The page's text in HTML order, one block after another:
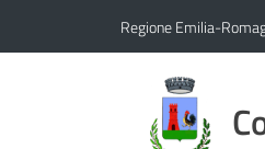
Regione Emilia-